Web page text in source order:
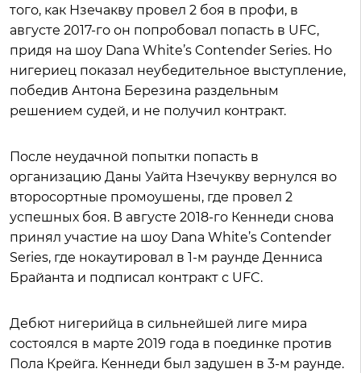
того, как Нзечакву провел 2 боя в профи, в
августе 2017-го он попробовал попасть в UFC,
придя на шоу Dana White’s Contender Series. Но
нигериец показал неубедительное выступление,
победив Антона Березина раздельным
решением судей, и не получил контракт.
После неудачной попытки попасть в
организацию Даны Уайта Нзечукву вернулся во
второсортные промоушены, где провел 2
успешных боя. В августе 2018-го Кеннеди снова
принял участие на шоу Dana White’s Contender
Series, где нокаутировал в 1-м раунде Денниса
Брайанта и подписал контракт с UFC.
Дебют нигерийца в сильнейшей лиге мира
состоялся в марте 2019 года в поединке против
Пола Крейга. Кеннеди был задушен в 3-м раунде.